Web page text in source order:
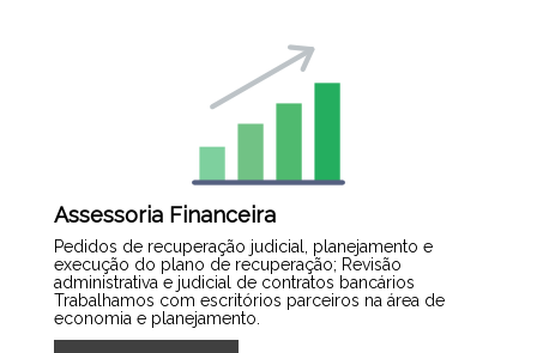
Assessoria Financeira
Pedidos de recuperação judicial, planejamento e
execução do plano de recuperação; Revisão
administrativa e judicial de contratos bancários
Trabalhamos com escritórios parceiros na área de
economia e planejamento.